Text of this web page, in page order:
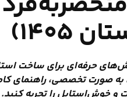
1405)
حرفه‌ای برای ساخت